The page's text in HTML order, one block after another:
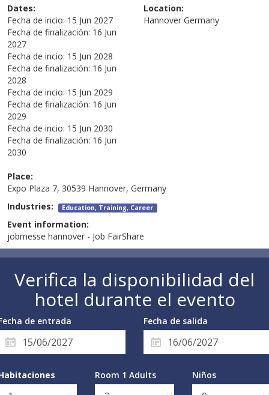
Dates:
Fecha de incio: 15 Jun 2027
Fecha de finalización: 16 Jun
2027
Fecha de incio: 15 Jun 2028
Fecha de finalización: 16 Jun
2028
Fecha de incio: 15 Jun 2029
Fecha de finalización: 16 Jun
2029
Fecha de incio: 15 Jun 2030
Fecha de finalización: 16 Jun
2030
Location:
Hannover Germany
Place:
Expo Plaza 7, 30539 Hannover, Germany
Industries: Education, Training, Career
Event information:
jobmesse hannover - Job FairShare
Verifica la disponibilidad del
hotel durante el evento
de entrada Fecha de salida
Room 1 Adults Niños